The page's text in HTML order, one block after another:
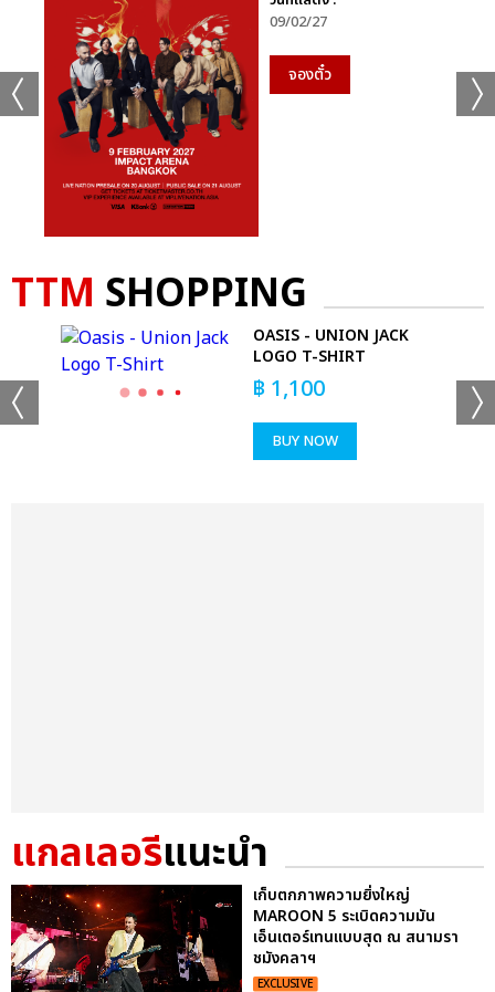
09/02/27
จองตั๋ว
TTM SHOPPING
OASIS - UNION JACK
LOGO T-SHIRT
฿ 1,100
BUY NOW
แกลเลอรีแนะนำ
เก็บตกภาพความยิ่งใหญ่
MAROON 5 ระเบิดความมัน
เอ็นเตอร์เทนแบบสุด ณ สนามรา
ชมังคลาฯ
EXCLUSIVE